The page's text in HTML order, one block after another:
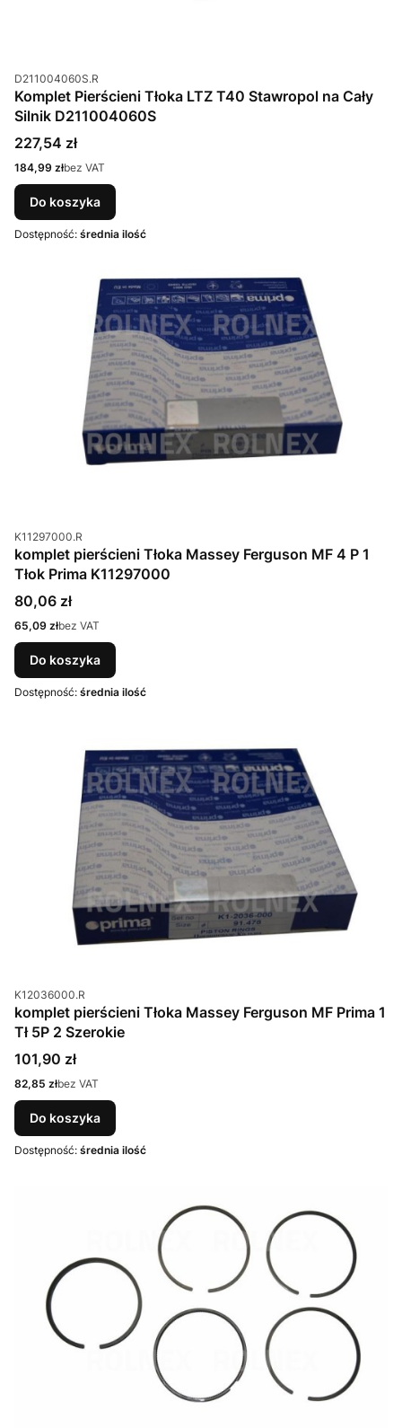
Kod produktu
D211004060S.R
Komplet Pierścieni Tłoka LTZ T40 Stawropol na Cały
Silnik D211004060S
Cena
227,54 zł
Cena
184,99 złbez VAT
Do koszyka
Dostępność: średnia ilość
Kod produktu
K11297000.R
komplet pierścieni Tłoka Massey Ferguson MF 4 P 1
Tłok Prima K11297000
Cena
80,06 zł
Cena
65,09 złbez VAT
Do koszyka
Dostępność: średnia ilość
Kod produktu
K12036000.R
komplet pierścieni Tłoka Massey Ferguson MF Prima 1
Tł 5P 2 Szerokie
Cena
101,90 zł
Cena
82,85 złbez VAT
Do koszyka
Dostępność: średnia ilość